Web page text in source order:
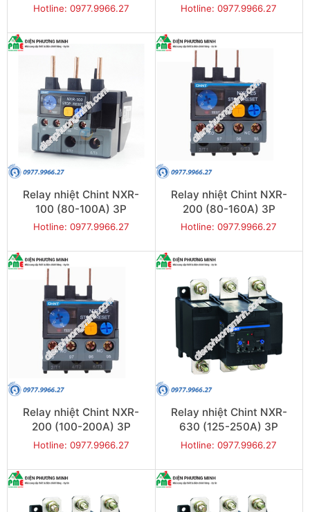
Hotline: 0977.9966.27 Hotline: 0977.9966.27
Relay nhiệt Chint NXR-
100 (80-100A) 3P
Hotline: 0977.9966.27
Relay nhiệt Chint NXR-
200 (80-160A) 3P
Hotline: 0977.9966.27
Relay nhiệt Chint NXR-
200 (100-200A) 3P
Hotline: 0977.9966.27
Relay nhiệt Chint NXR-
630 (125-250A) 3P
Hotline: 0977.9966.27